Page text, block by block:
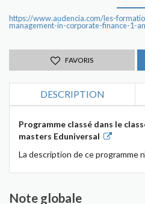
https://www.audencia.com/les-
management-in-corporate-finance-1-
FAVORIS
DESCRIPTION
Programme classé dans le
masters Eduniversal
La description de ce programme
Note globale